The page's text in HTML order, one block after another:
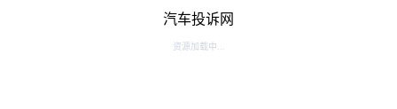
汽车投诉网
资源加载中...